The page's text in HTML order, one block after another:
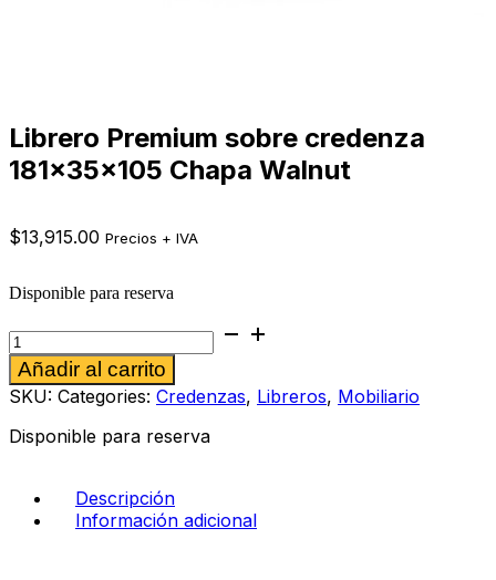
Librero Premium sobre credenza
181x35x105 Chapa Walnut
$13,915.00 Precios + IVA
Disponible para reserva
Librero
Premium
sobre
credenza
181x35x105
Chapa
Walnut
Añadir al carrito
SKU: Categories: Credenzas, Libreros, Mobiliario
Disponible para reserva
Descripción
Información adicional